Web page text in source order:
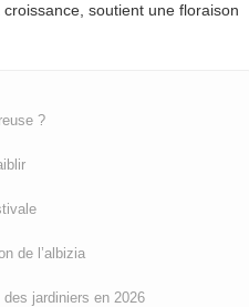
soutient une floraison
?
de l’albizia
jardiniers en 2026